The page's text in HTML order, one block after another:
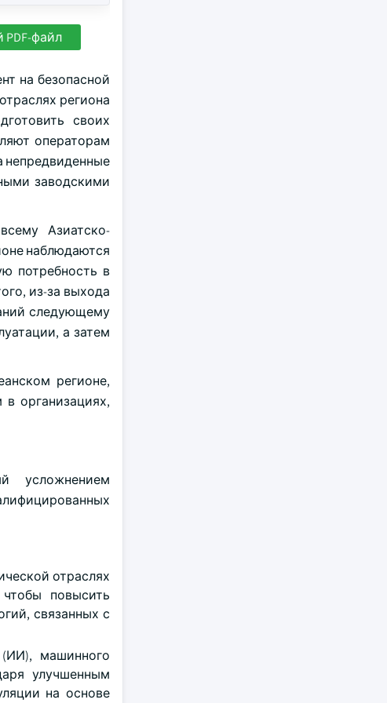
PDF-файл
на безопасной
региона
своих
операторам
непредвиденные
заводскими
Азиатско-
наблюдаются
потребность в
из-за выхода
следующему
а затем
регионе,
организациях,
усложнением
отраслях
повысить
связанных с
(ИИ), машинного
улучшенным
на основе